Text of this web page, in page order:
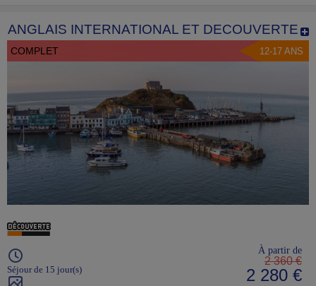
ANGLAIS INTERNATIONAL ET DECOUVERTE
COMPLET 12-17 ANS
Séjour de 15 jour(s)
À partir de
2 360 €
2 280 €